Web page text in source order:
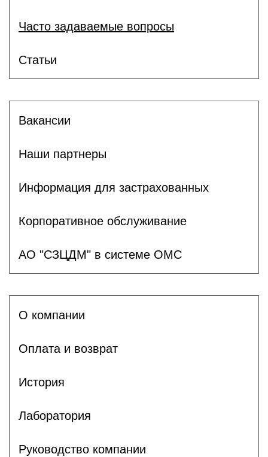
Часто задаваемые вопросы
Статьи
Вакансии
Наши партнеры
Информация для застрахованных
Корпоративное обслуживание
АО "СЗЦДМ" в системе ОМС
О компании
Оплата и возврат
История
Лаборатория
Руководство компании